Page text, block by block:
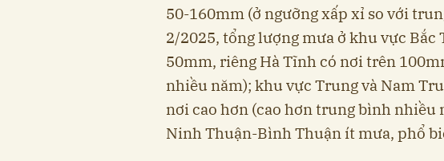
50-160mm (ở ngưỡng xấp xỉ so với
2/2025, tổng lượng mưa ở khu vực Bắc
50mm, riêng Hà Tĩnh có nơi trên
nhiều năm); khu vực Trung và Nam
nơi cao hơn (cao hơn trung bình
Ninh Thuận-Bình Thuận ít mưa, phổ